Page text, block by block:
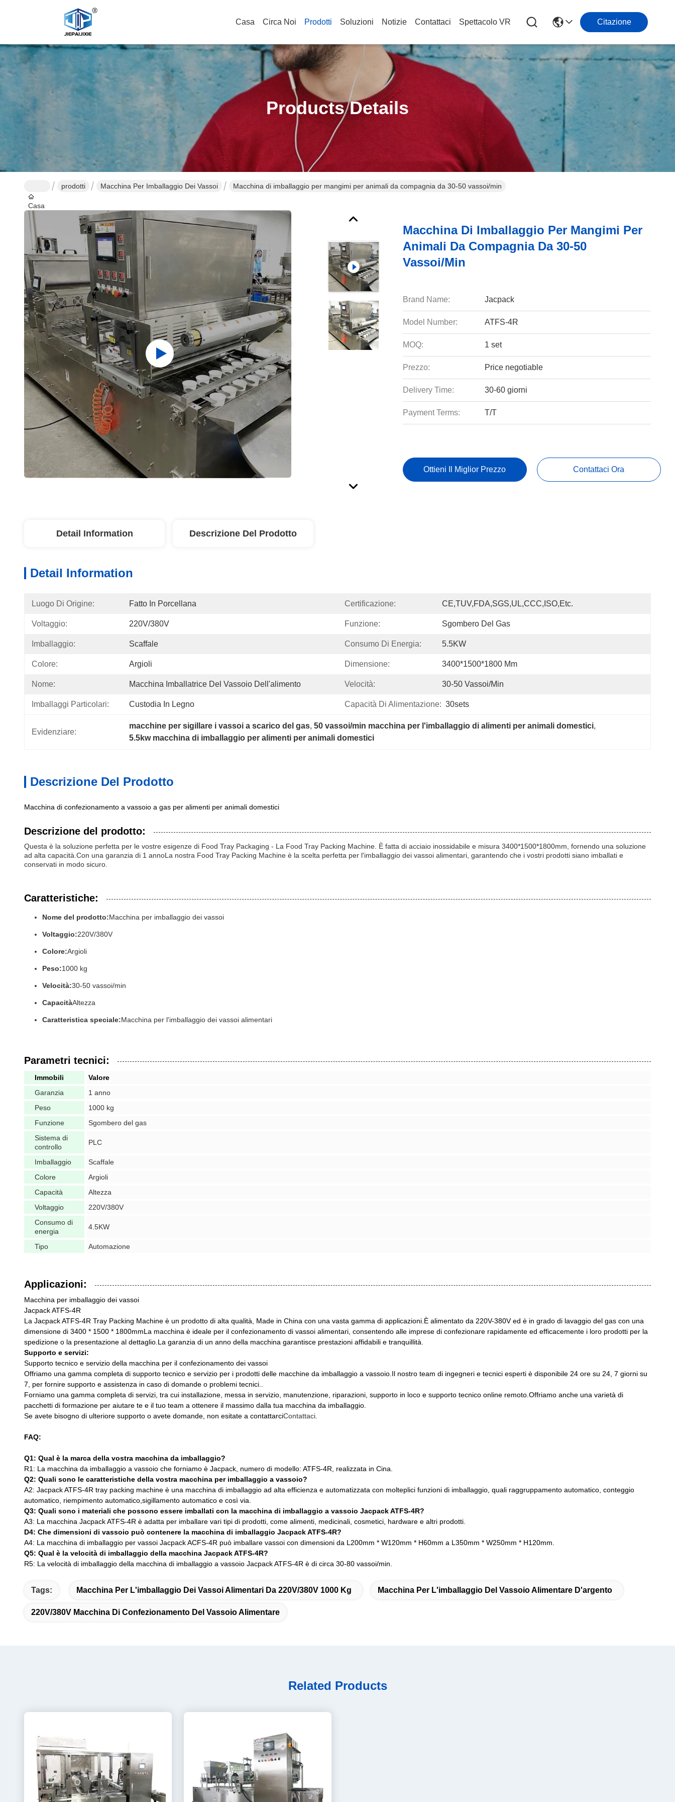
Casa Circa Noi Prodotti Soluzioni Notizie Contattaci Spettacolo VR Citazione
Products Details
Casa
prodotti Macchina Per Imballaggio Dei Vassoi Macchina di imballaggio per mangimi per animali da compagnia da 30-50 vassoi/min
Macchina Di Imballaggio Per Mangimi Per
Animali Da Compagnia Da 30-50
Vassoi/min
Brand Name: Jacpack
Model Number: ATFS-4R
MOQ: 1 set
Prezzo: Price negotiable
Delivery Time: 30-60 giorni
Payment Terms: T/T
Ottieni Il Miglior Prezzo Contattaci Ora
Detail Information Descrizione Del Prodotto
Detail Information
Luogo Di Origine: Fatto In Porcellana Certificazione: CE,TUV,FDA,SGS,UL,CCC,ISO,etc.
Voltaggio: 220V/380V Funzione: Sgombero Del Gas
Imballaggio: Scaffale Consumo Di Energia: 5.5KW
Colore: Argioli Dimensione: 3400*1500*1800 Mm
Nome: Macchina Imballatrice Del Vassoio Dell'alimento Velocità: 30-50 Vassoi/min
Imballaggi Particolari: Custodia In Legno Capacità Di Alimentazione: 30sets
Evidenziare:
macchine per sigillare i vassoi a scarico del gas, 50 vassoi/min macchina per l'imballaggio di alimenti per animali domestici,
5.5kw macchina di imballaggio per alimenti per animali domestici
Descrizione Del Prodotto
Macchina di confezionamento a vassoio a gas per alimenti per animali domestici
Descrizione del prodotto:
Questa è la soluzione perfetta per le vostre esigenze di Food Tray Packaging - La Food Tray Packing Machine. È fatta di acciaio inossidabile e misura 3400*1500*1800mm, fornendo una soluzione
ad alta capacità.Con una garanzia di 1 annoLa nostra Food Tray Packing Machine è la scelta perfetta per l'imballaggio dei vassoi alimentari, garantendo che i vostri prodotti siano imballati e
conservati in modo sicuro.
Caratteristiche:
Nome del prodotto:Macchina per imballaggio dei vassoi
Voltaggio:220V/380V
Colore:Argioli
Peso:1000 kg
Velocità:30-50 vassoi/min
CapacitàAltezza
Caratteristica speciale:Macchina per l'imballaggio dei vassoi alimentari
Parametri tecnici:
Immobili
Valore
Garanzia
1 anno
Peso
1000 kg
Funzione
Sgombero del gas
Sistema di
controllo
PLC
Imballaggio
Scaffale
Colore
Argioli
Capacità
Altezza
Voltaggio
220V/380V
Consumo di
energia
4.5KW
Tipo Automazione
Applicazioni:
Macchina per imballaggio dei vassoi
Jacpack ATFS-4R
La Jacpack ATFS-4R Tray Packing Machine è un prodotto di alta qualità, Made in China con una vasta gamma di applicazioni.È alimentato da 220V-380V ed è in grado di lavaggio del gas con una
dimensione di 3400 * 1500 * 1800mmLa macchina è ideale per il confezionamento di vassoi alimentari, consentendo alle imprese di confezionare rapidamente ed efficacemente i loro prodotti per la
spedizione o la presentazione al dettaglio.La garanzia di un anno della macchina garantisce prestazioni affidabili e tranquillità.
Supporto e servizi:
Supporto tecnico e servizio della macchina per il confezionamento dei vassoi
Offriamo una gamma completa di supporto tecnico e servizio per i prodotti delle macchine da imballaggio a vassoio.Il nostro team di ingegneri e tecnici esperti è disponibile 24 ore su 24, 7 giorni su
7, per fornire supporto e assistenza in caso di domande o problemi tecnici..
Forniamo una gamma completa di servizi, tra cui installazione, messa in servizio, manutenzione, riparazioni, supporto in loco e supporto tecnico online remoto.Offriamo anche una varietà di
pacchetti di formazione per aiutare te e il tuo team a ottenere il massimo dalla tua macchina da imballaggio.
Se avete bisogno di ulteriore supporto o avete domande, non esitate a contattarciContattaci
FAQ:
Q1: Qual è la marca della vostra macchina da imballaggio?
R1: La macchina da imballaggio a vassoio che forniamo è Jacpack, numero di modello: ATFS-4R, realizzata in Cina.
Q2: Quali sono le caratteristiche della vostra macchina per imballaggio a vassoio?
A2: Jacpack ATFS-4R tray packing machine è una macchina di imballaggio ad alta efficienza e automatizzata con molteplici funzioni di imballaggio, quali raggruppamento automatico, conteggio
automatico, riempimento automatico,sigillamento automatico e così via.
Q3: Quali sono i materiali che possono essere imballati con la macchina di imballaggio a vassoio Jacpack ATFS-4R?
A3: La macchina Jacpack ATFS-4R è adatta per imballare vari tipi di prodotti, come alimenti, medicinali, cosmetici, hardware e altri prodotti.
D4: Che dimensioni di vassoio può contenere la macchina di imballaggio Jacpack ATFS-4R?
A4: La macchina di imballaggio per vassoi Jacpack ACFS-4R può imballare vassoi con dimensioni da L200mm * W120mm * H60mm a L350mm * W250mm * H120mm.
Q5: Qual è la velocità di imballaggio della macchina Jacpack ATFS-4R?
R5: La velocità di imballaggio della macchina di imballaggio a vassoio Jacpack ATFS-4R è di circa 30-80 vassoi/min.
Tags: Macchina Per L'imballaggio Dei Vassoi Alimentari Da 220V/380V 1000 Kg Macchina Per L'imballaggio Del Vassoio Alimentare D'argento
220V/380V Macchina Di Confezionamento Del Vassoio Alimentare
Related Products